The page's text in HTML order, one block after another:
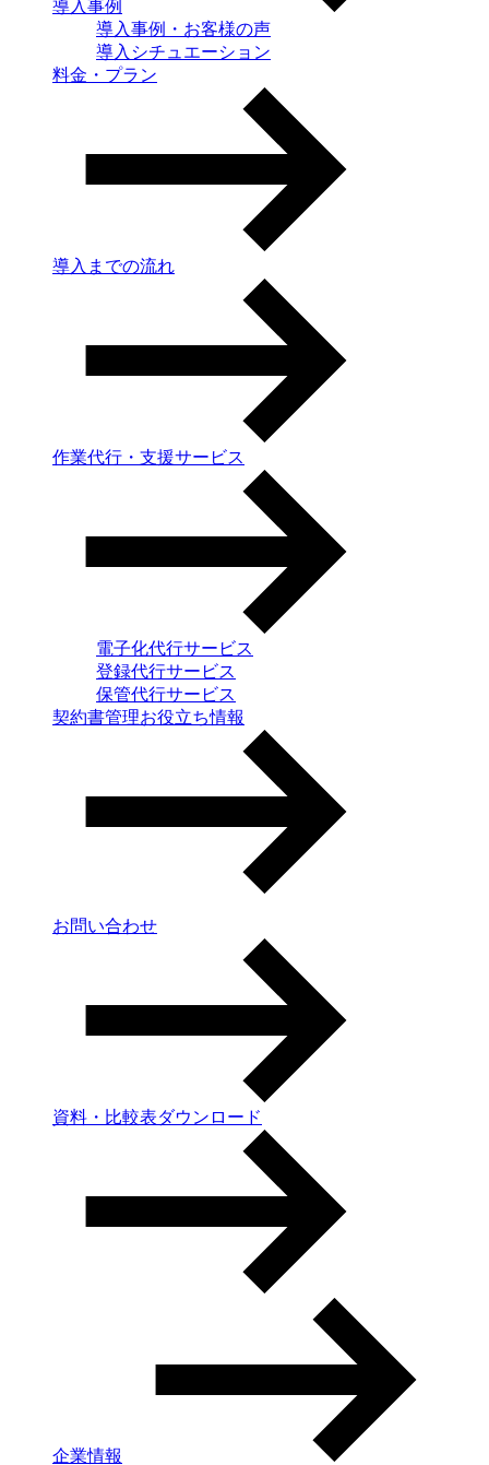
導入事例
導入事例・お客様の声
導入シチュエーション
料金・プラン
導入までの流れ
作業代行・支援サービス
電子化代行サービス
登録代行サービス
保管代行サービス
契約書管理お役立ち情報
お問い合わせ
資料・比較表ダウンロード
企業情報